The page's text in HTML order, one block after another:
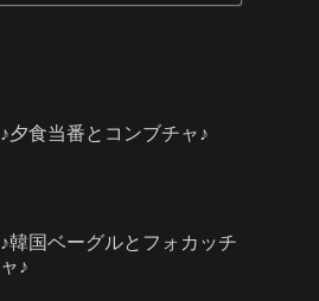
♪夕食当番とコンブチャ♪
♪韓国ベーグルとフォカッチ
ャ♪